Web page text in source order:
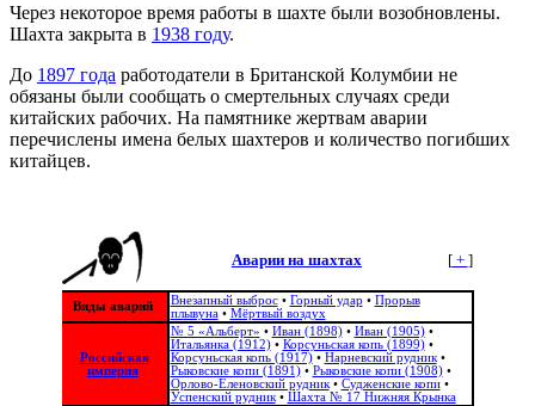
Через некоторое время работы в шахте были возобновлены.
Шахта закрыта в 1938 году.
До 1897 года работодатели в Британской Колумбии не
обязаны были сообщать о смертельных случаях среди
китайских рабочих. На памятнике жертвам аварии
перечислены имена белых шахтеров и количество погибших
китайцев.
[+ ]
Аварии на шахтах
Виды аварий Внезапный выброс• Горный удар • Прорыв
плывуна• Мёртвый воздух
Российская
империя
№ 5 «Альберт» • Иван (1898)• Иван (1905)•
Итальянка (1912)• Корсуньская копь (1899)•
Корсуньская копь (1917)• Нарневский рудник•
Рыковские копи (1891)• Рыковские копи (1908)•
Орлово-Еленовский рудник• Судженские копи•
Успенский рудник• Шахта № 17 Нижняя Крынка